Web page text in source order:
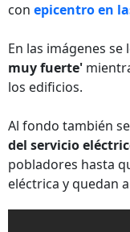
con epicentro en
En las imágenes
muy fuerte'
los edificios.
Al fondo también
del servicio
pobladores hasta
eléctrica y quedan